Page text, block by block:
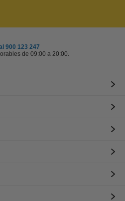
900 123 247
de 09:00 a 20:00.